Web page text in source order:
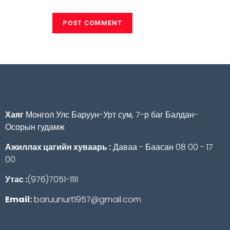
Хаяг Монгол Улс Баруун-Урт сум, 7-р баг Балдан-
Осорын гудамж
Ажиллах цагийн хуваарь :Даваа - Баасан 08 00 - 17
00
Утас :(976)7051-1111
Email:baruunurt1957@gmail.com